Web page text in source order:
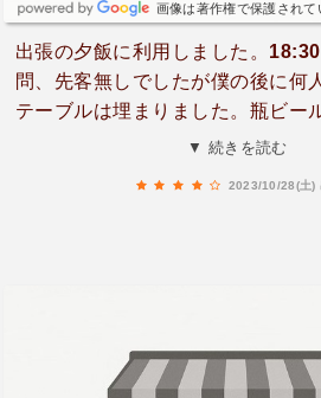
画像は著作権で保護されて
出張の夕飯に利用しました。
問、先客無しでしたが僕の後に何
テーブルは埋まりました。瓶ビー
ッキが出て来たのは初めてだった
香と味噌汁。久しぶりにちゃんと
だきました。ごちそうさま。
▼ 続きを読む
2023/10/28(土)